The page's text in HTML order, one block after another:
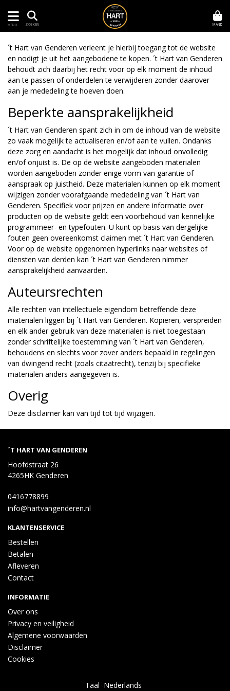
MENU ZOEKEN MAND
´t Hart van Genderen verleent je hierbij toegang tot de website
en nodigt je uit het aangebodene te kopen. ´t Hart van Genderen
behoudt zich daarbij het recht voor op elk moment de inhoud
aan te passen of onderdelen te verwijderen zonder daarover
aan je mededeling te hoeven doen.
Beperkte aansprakelijkheid
´t Hart van Genderen spant zich in om de inhoud van de website
zo vaak mogelijk te actualiseren en/of aan te vullen. Ondanks
deze zorg en aandacht is het mogelijk dat inhoud onvolledig
en/of onjuist is. De op de website aangeboden materialen
worden aangeboden zonder enige vorm van garantie of
aanspraak op juistheid. Deze materialen kunnen op elk moment
wijzigen zonder voorafgaande mededeling van ´t Hart van
Genderen. Specifiek voor prijzen en andere informatie over
producten op de website geldt een voorbehoud van kennelijke
programmeer- en typefouten. U kunt op basis van dergelijke
fouten geen overeenkomst claimen met ´t Hart van Genderen.
Voor op de website opgenomen hyperlinks naar websites of
diensten van derden kan ´t Hart van Genderen nimmer
aansprakelijkheid aanvaarden.
Auteursrechten
Alle rechten van intellectuele eigendom betreffende deze
materialen liggen bij ´t Hart van Genderen. Kopiëren, verspreiden
en elk ander gebruik van deze materialen is niet toegestaan
zonder schriftelijke toestemming van ´t Hart van Genderen,
behoudens en slechts voor zover anders bepaald in regelingen
van dwingend recht (zoals citaatrecht), tenzij bij specifieke
materialen anders aangegeven is.
Overig
Deze disclaimer kan van tijd tot tijd wijzigen.
´T HART VAN GENDEREN
Hoofdstraat 26
4265HK Genderen
0416778899
info@hartvangenderen.nl
KLANTENSERVICE
Bestellen
Betalen
Afleveren
Contact
INFORMATIE
Over ons
Privacy en veiligheid
Algemene voorwaarden
Disclaimer
Cookies
Taal